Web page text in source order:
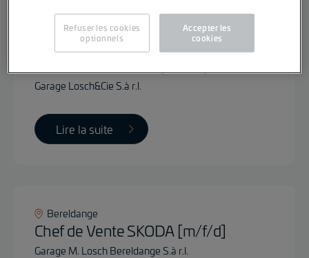
Junglinster
Garage Losch&Cie S.à r.l.
Lire la suite
Bereldange
Chef de Vente SKODA [m/f/d]
Garage M. Losch Bereldange S.à r.l.
Refuser les cookies
optionnels
Accepter les
cookies